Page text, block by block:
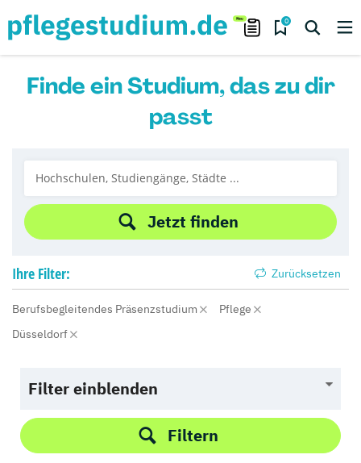
0
Finde ein Studium, das zu dir
passt
Jetzt finden
Ihre Filter: Zurücksetzen
Berufsbegleitendes Präsenzstudium
Pflege
Düsseldorf
Filter einblenden
Filtern